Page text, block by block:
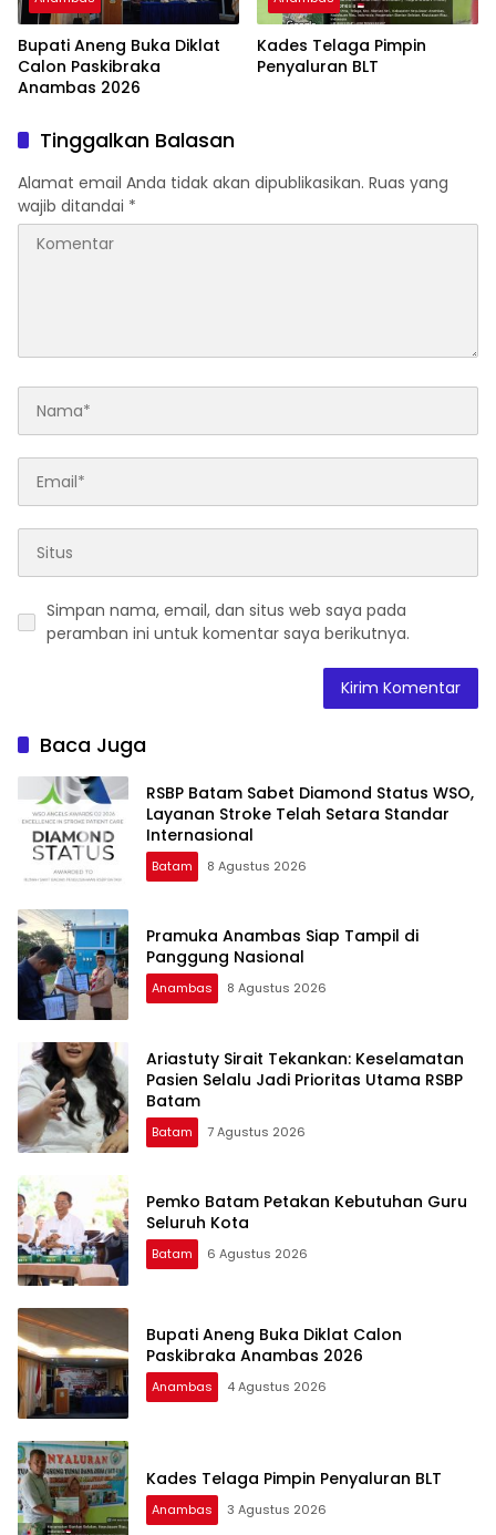
Bupati Aneng Buka Diklat
Calon Paskibraka
Anambas 2026
Kades Telaga Pimpin
Penyaluran BLT
Tinggalkan Balasan
Alamat email Anda tidak akan dipublikasikan. Ruas yang
wajib ditandai *
Simpan nama, email, dan situs web saya pada
peramban ini untuk komentar saya berikutnya.
Baca Juga
RSBP Batam Sabet Diamond Status WSO,
Layanan Stroke Telah Setara Standar
Internasional
Batam 8 Agustus 2026
Pramuka Anambas Siap Tampil di
Panggung Nasional
Anambas 8 Agustus 2026
Ariastuty Sirait Tekankan: Keselamatan
Pasien Selalu Jadi Prioritas Utama RSBP
Batam
Batam 7 Agustus 2026
Pemko Batam Petakan Kebutuhan Guru
Seluruh Kota
Batam 6 Agustus 2026
Bupati Aneng Buka Diklat Calon
Paskibraka Anambas 2026
Anambas 4 Agustus 2026
Kades Telaga Pimpin Penyaluran BLT
Anambas 3 Agustus 2026